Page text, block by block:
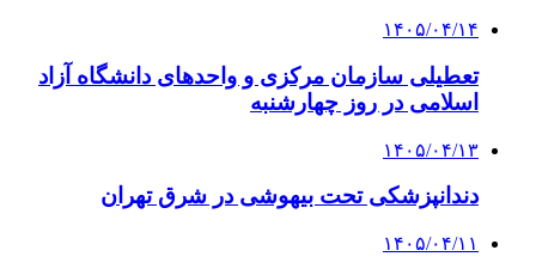
۱۴۰۵/۰۴/۱۴
تعطیلی سازمان مرکزی و واحدهای دانشگاه آزاد
اسلامی در روز چهارشنبه
۱۴۰۵/۰۴/۱۳
دندانپزشکی تحت بیهوشی در شرق تهران
۱۴۰۵/۰۴/۱۱